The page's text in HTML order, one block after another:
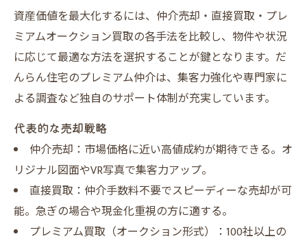
資産価値を最大化するには、仲介売却・直接買取・プレ
ミアムオークション買取の各手法を比較し、物件や状況
に応じて最適な方法を選択することが鍵となります。だ
んらん住宅のプレミアム仲介は、集客力強化や専門家に
よる調査など独自のサポート体制が充実しています。
代表的な売却戦略
仲介売却：市場価格に近い高値成約が期待できる。オ
リジナル図面やVR写真で集客力アップ。
直接買取：仲介手数料不要でスピーディーな売却が可
能。急ぎの場合や現金化重視の方に適する。
プレミアム買取（オークション形式）：100社以上の